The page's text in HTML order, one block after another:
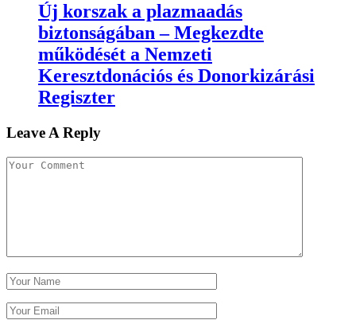
Új korszak a plazmaadás
biztonságában – Megkezdte
működését a Nemzeti
Keresztdonációs és Donorkizárási
Regiszter
Leave A Reply